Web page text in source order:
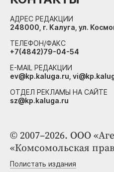
© 2007–2026. ООО
«Комсомольская
Полистать издания
АДРЕС РЕДАКЦИИ
248000, г. Калуга, ул.
ТЕЛЕФОН/ФАКС
+7(4842)79-04-54
E-MAIL РЕДАКЦИИ
ev@kp.kaluga.ru,
ОТДЕЛ РЕКЛАМЫ НА САЙТЕ
sz@kp.kaluga.ru